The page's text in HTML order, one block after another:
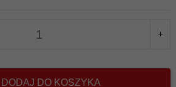
DODAJ DO KOSZYKA